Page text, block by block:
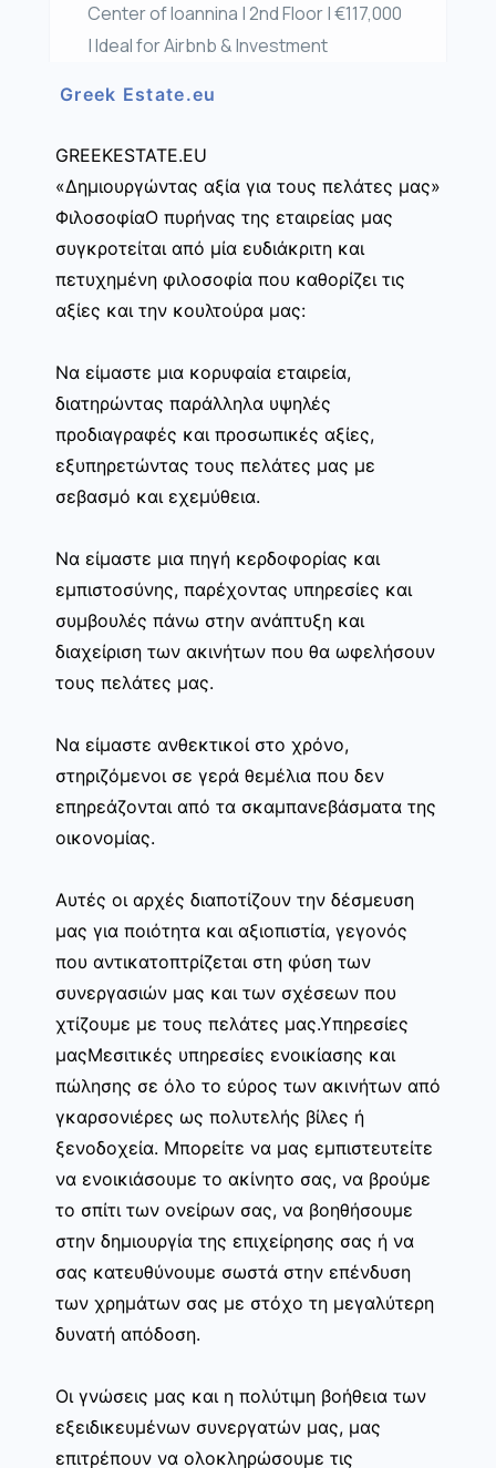
Center of Ioannina | 2nd Floor | €117,000
| Ideal for Airbnb & Investment
Greek Estate.eu
GREEKESTATE.EU
«Δημιουργώντας αξία για τους πελάτες μας»
ΦιλοσοφίαΟ πυρήνας της εταιρείας μας
συγκροτείται από μία ευδιάκριτη και
πετυχημένη φιλοσοφία που καθορίζει τις
αξίες και την κουλτούρα μας:
Να είμαστε μια κορυφαία εταιρεία,
διατηρώντας παράλληλα υψηλές
προδιαγραφές και προσωπικές αξίες,
εξυπηρετώντας τους πελάτες μας με
σεβασμό και εχεμύθεια.
Να είμαστε μια πηγή κερδοφορίας και
εμπιστοσύνης, παρέχοντας υπηρεσίες και
συμβουλές πάνω στην ανάπτυξη και
διαχείριση των ακινήτων που θα ωφελήσουν
τους πελάτες μας.
Να είμαστε ανθεκτικοί στο χρόνο,
στηριζόμενοι σε γερά θεμέλια που δεν
επηρεάζονται από τα σκαμπανεβάσματα της
οικονομίας.
Αυτές οι αρχές διαποτίζουν την δέσμευση
μας για ποιότητα και αξιοπιστία, γεγονός
που αντικατοπτρίζεται στη φύση των
συνεργασιών μας και των σχέσεων που
χτίζουμε με τους πελάτες μας.Υπηρεσίες
μαςΜεσιτικές υπηρεσίες ενοικίασης και
πώλησης σε όλο το εύρος των ακινήτων από
γκαρσονιέρες ως πολυτελής βίλες ή
ξενοδοχεία. Μπορείτε να μας εμπιστευτείτε
να ενοικιάσουμε το ακίνητο σας, να βρούμε
το σπίτι των ονείρων σας, να βοηθήσουμε
στην δημιουργία της επιχείρησης σας ή να
σας κατευθύνουμε σωστά στην επένδυση
των χρημάτων σας με στόχο τη μεγαλύτερη
δυνατή απόδοση.
Οι γνώσεις μας και η πολύτιμη βοήθεια των
εξειδικευμένων συνεργατών μας, μας
επιτρέπουν να ολοκληρώσουμε τις